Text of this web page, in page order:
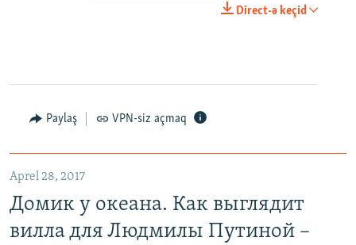
Direct-ə keçid
Paylaş VPN-siz açmaq
Aprel 28, 2017
Домик у океана. Как выглядит
вилла для Людмилы Путиной –